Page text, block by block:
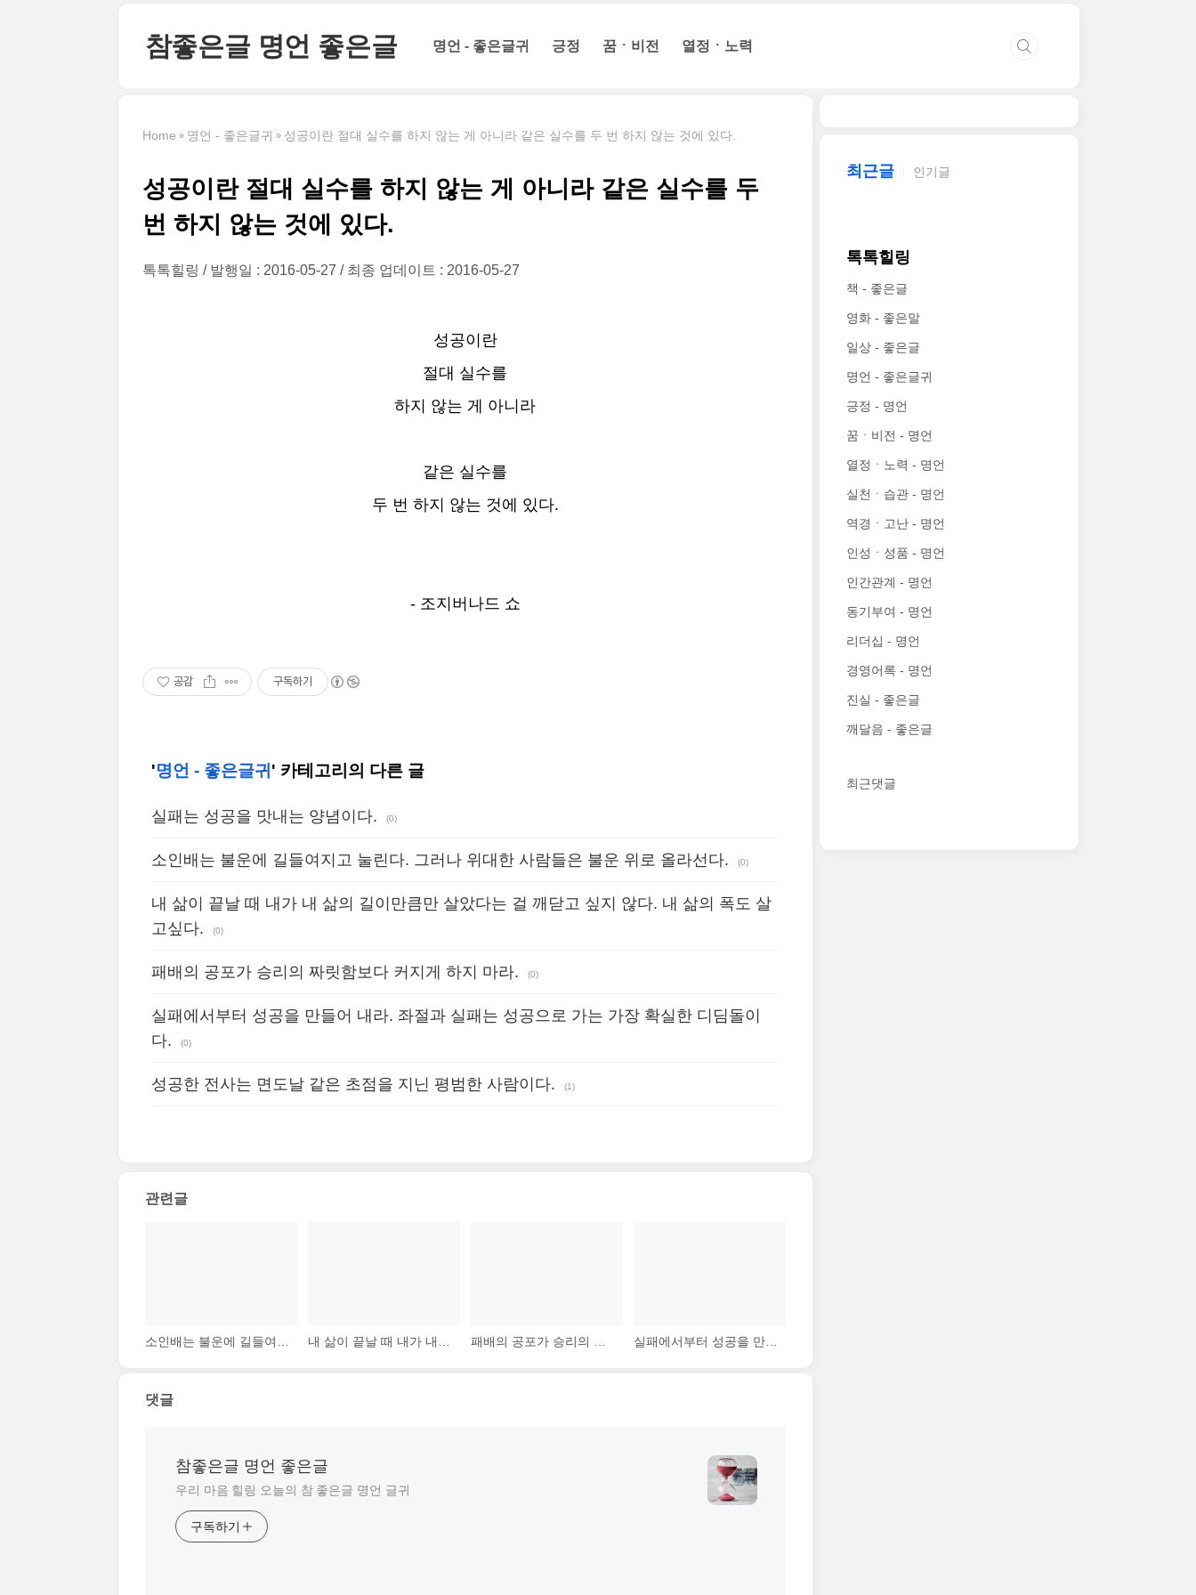
참좋은글 명언 좋은글 명언 - 좋은글귀 긍정 꿈ㆍ비전 열정ㆍ노력
Home 명언 - 좋은글귀 성공이란 절대 실수를 하지 않는 게 아니라 같은 실수를 두 번 하지 않는 것에 있다.
성공이란 절대 실수를 하지 않는 게 아니라 같은 실수를 두
번 하지 않는 것에 있다.
톡톡힐링 발행일 : 2016-05-27 최종 업데이트 : 2016-05-27
성공이란
절대 실수를
하지 않는 게 아니라
같은 실수를
두 번 하지 않는 것에 있다.
- 조지버나드 쇼
공감 구독하기
'명언 - 좋은글귀 ' 카테고리의 다른 글
실패는 성공을 맛내는 양념이다. (0)
소인배는 불운에 길들여지고 눌린다. 그러나 위대한 사람들은 불운 위로 올라선다. (0)
내 삶이 끝날 때 내가 내 삶의 길이만큼만 살았다는 걸 깨닫고 싶지 않다. 내 삶의 폭도 살
고싶다.
(0)
패배의 공포가 승리의 짜릿함보다 커지게 하지 마라. (0)
실패에서부터 성공을 만들어 내라. 좌절과 실패는 성공으로 가는 가장 확실한 디딤돌이
다.
(0)
성공한 전사는 면도날 같은 초점을 지닌 평범한 사람이다. (1)
관련글
실패에서부터 성공을 만들어 내라. 좌절과 실패는 성공으로 가는 가장 확실한 디딤돌이다.
댓글
참좋은글 명언 좋은글
우리 마음 힐링 오늘의 참 좋은글 명언 글귀
구독하기
최근글 인기글
톡톡힐링
책 - 좋은글
영화 - 좋은말
일상 - 좋은글
명언 - 좋은글귀
긍정 - 명언
꿈ㆍ비전 - 명언
열정ㆍ노력 - 명언
실천ㆍ습관 - 명언
역경ㆍ고난 - 명언
인성ㆍ성품 - 명언
인간관계 - 명언
동기부여 - 명언
리더십 - 명언
경영어록 - 명언
진실 - 좋은글
깨달음 - 좋은글
최근댓글